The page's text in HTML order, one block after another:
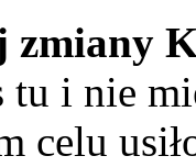
zmiany
tu i nie
celu